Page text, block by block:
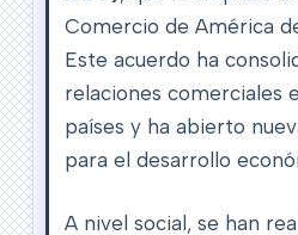
Comercio de América
Este acuerdo ha
relaciones comerciales
países y ha abierto
para el desarrollo
A nivel social, se han